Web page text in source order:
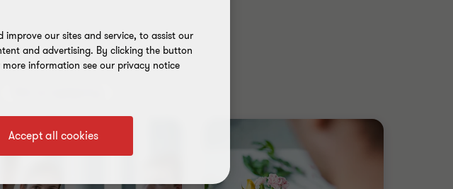
our sites and service, to assist our
and advertising. By clicking the button
information see our privacy notice
Accept all cookies